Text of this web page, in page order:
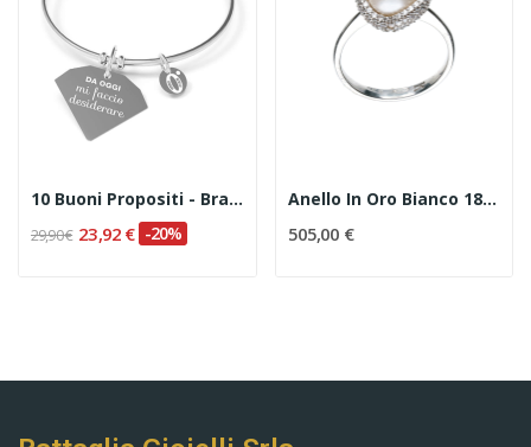
10 Buoni Propositi - Bracciale Bangle "Da Oggi...
29,90 € 23,92 € -20%
Anello In Oro Bianco 18 Kt, Perla E Zirconi
505,00 €